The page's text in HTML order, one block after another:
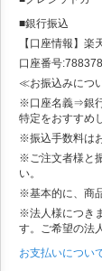
■銀行振込
【口座情報】
口座番号
≪お振込みにつ
※口座名義⇒銀
特定をおすすめ
※振込手数料は
※ご注文者様と
い。
※基本的に、商
※法人様につき
す。ご希望の法
お支払いについ